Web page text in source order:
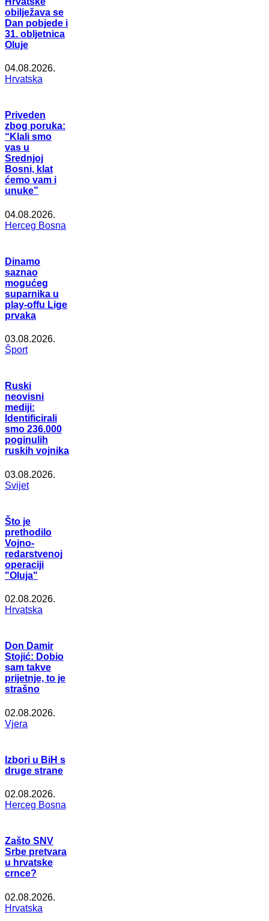
obilježava se
Dan pobjede i
31. obljetnica
Oluje
04.08.2026.
Hrvatska
Priveden
zbog poruka:
“Klali smo
vas u
Srednjoj
Bosni, klat
ćemo vam i
unuke”
04.08.2026.
Herceg Bosna
Dinamo
saznao
mogućeg
suparnika u
play-offu Lige
prvaka
03.08.2026.
Šport
Ruski
neovisni
mediji:
Identificirali
smo 236.000
poginulih
ruskih vojnika
03.08.2026.
Svijet
Što je
prethodilo
Vojno-
redarstvenoj
operaciji
"Oluja"
02.08.2026.
Hrvatska
Don Damir
Stojić: Dobio
sam takve
prijetnje, to je
strašno
02.08.2026.
Vjera
Izbori u BiH s
druge strane
02.08.2026.
Herceg Bosna
Zašto SNV
Srbe pretvara
u hrvatske
crnce?
02.08.2026.
Hrvatska